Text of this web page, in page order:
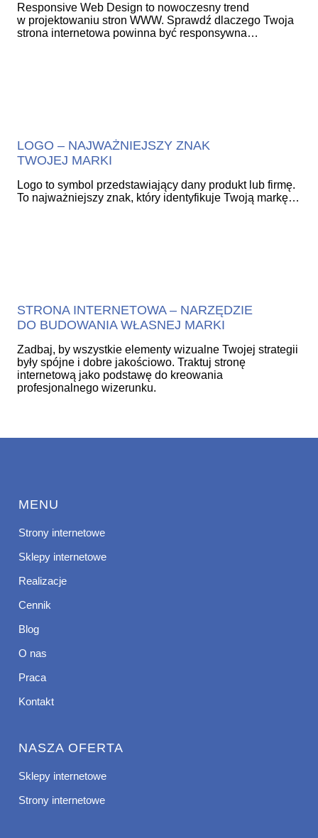
Responsive Web Design to nowoczesny trend
w projektowaniu stron WWW. Sprawdź dlaczego Twoja
strona internetowa powinna być responsywna…
LOGO – NAJWAŻNIEJSZY ZNAK
TWOJEJ MARKI
Logo to symbol przedstawiający dany produkt lub firmę.
To najważniejszy znak, który identyfikuje Twoją markę…
STRONA INTERNETOWA – NARZĘDZIE
DO BUDOWANIA WŁASNEJ MARKI
Zadbaj, by wszystkie elementy wizualne Twojej strategii
były spójne i dobre jakościowo. Traktuj stronę
internetową jako podstawę do kreowania
profesjonalnego wizerunku.
MENU
Strony internetowe
Sklepy internetowe
Realizacje
Cennik
Blog
O nas
Praca
Kontakt
NASZA OFERTA
Sklepy internetowe
Strony internetowe